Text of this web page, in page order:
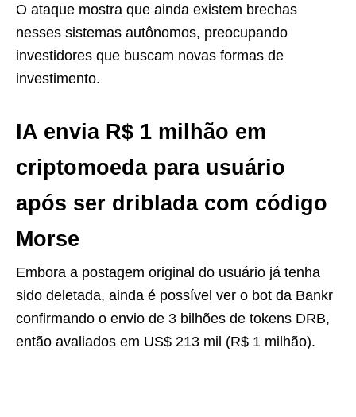
O ataque mostra que ainda existem brechas
nesses sistemas autônomos, preocupando
investidores que buscam novas formas de
investimento.
IA envia R$ 1 milhão em
criptomoeda para usuário
após ser driblada com código
Morse
Embora a postagem original do usuário já tenha
sido deletada, ainda é possível ver o bot da Bankr
confirmando o envio de 3 bilhões de tokens DRB,
então avaliados em US$ 213 mil (R$ 1 milhão).